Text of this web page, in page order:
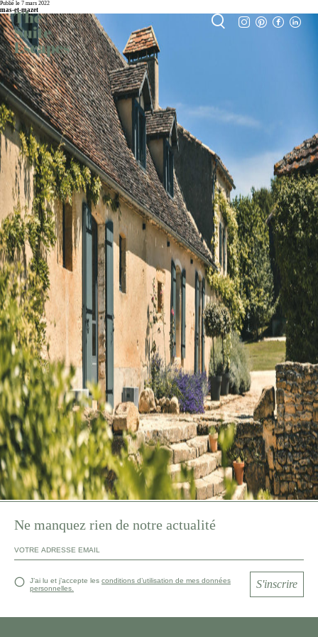
Publié le 7 mars 2022
mas-et-mazet
Ne manquez rien de notre actualité
J’ai lu et j’accepte les conditions d’utilisation de mes données
personnelles.
S'inscrire